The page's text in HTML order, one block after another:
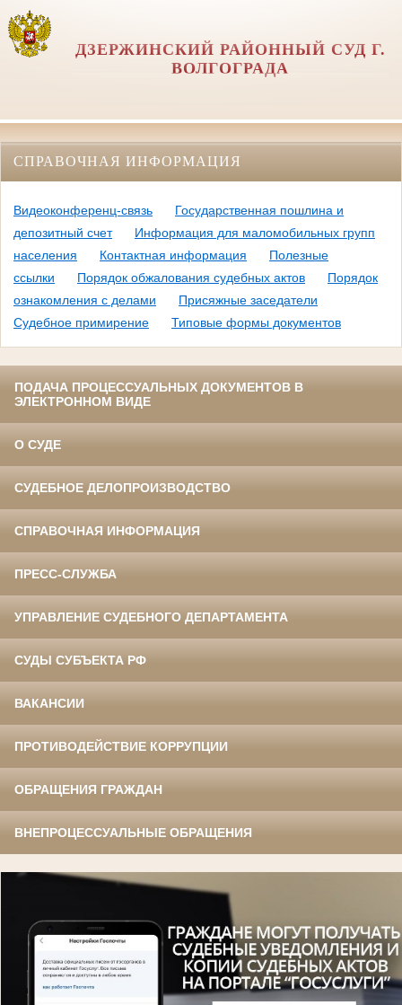
ДЗЕРЖИНСКИЙ РАЙОННЫЙ СУД Г.
ВОЛГОГРАДА
СПРАВОЧНАЯ ИНФОРМАЦИЯ
Видеоконференц-связь
Государственная пошлина и
депозитный счет
Информация для маломобильных групп
населения
Контактная информация
Полезные
ссылки
Порядок обжалования судебных актов
Порядок
ознакомления с делами
Присяжные заседатели
Судебное примирение
Типовые формы документов
ПОДАЧА ПРОЦЕССУАЛЬНЫХ ДОКУМЕНТОВ В
ЭЛЕКТРОННОМ ВИДЕ
О СУДЕ
СУДЕБНОЕ ДЕЛОПРОИЗВОДСТВО
СПРАВОЧНАЯ ИНФОРМАЦИЯ
ПРЕСС-СЛУЖБА
УПРАВЛЕНИЕ СУДЕБНОГО ДЕПАРТАМЕНТА
СУДЫ СУБЪЕКТА РФ
ВАКАНСИИ
ПРОТИВОДЕЙСТВИЕ КОРРУПЦИИ
ОБРАЩЕНИЯ ГРАЖДАН
ВНЕПРОЦЕССУАЛЬНЫЕ ОБРАЩЕНИЯ